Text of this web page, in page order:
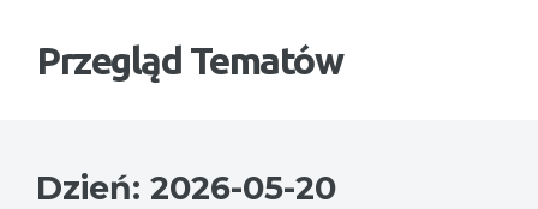
Przegląd Tematów
Dzień: 2026-05-20